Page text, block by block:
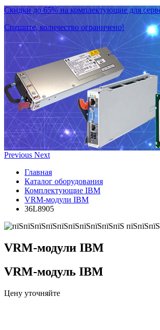
Скидки до 65% на комплектующие для
Спешите, количество ограничено!
Previous Next
Главная
Каталог оборудования
Комплектующие IBM
VRM-модули IBM
36L8905
VRM-модули IBM
VRM-модуль IBM
Цену уточняйте